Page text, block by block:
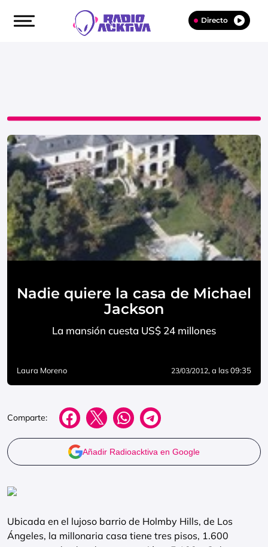
Directo
Nadie quiere la casa de Michael
Jackson
La mansión cuesta US$ 24 millones
Laura Moreno 23/03/2012, a las 09:35
Comparte:
Añadir Radioacktiva en Google
Ubicada en el lujoso barrio de Holmby Hills, de Los
Ángeles, la millonaria casa tiene tres pisos, 1.600